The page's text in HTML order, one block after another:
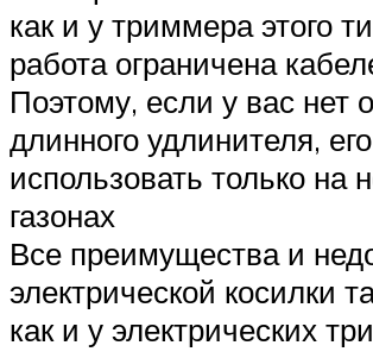
как и у триммера этого
работа ограничена
Поэтому, если у вас нет
длинного удлинителя,
использовать только на
газонах
Все преимущества и
электрической косилки
как и у электрических